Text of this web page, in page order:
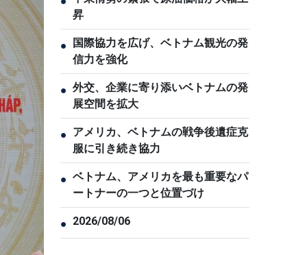
昇
●
国際協力を広げ、ベトナム観光の発
信力を強化
● 外交、企業に寄り添いベトナムの発
展空間を拡大
● アメリカ、ベトナムの戦争後遺症克
服に引き続き協力
● ベトナム、アメリカを最も重要なパ
ートナーの一つと位置づけ
● 2026/08/06